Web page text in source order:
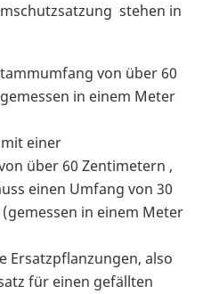
stehen in
von über 60
in einem Meter
einer
über 60 Zentimetern ,
einen Umfang von 30
in einem Meter
Ersatzpflanzungen, also
für einen gefällten